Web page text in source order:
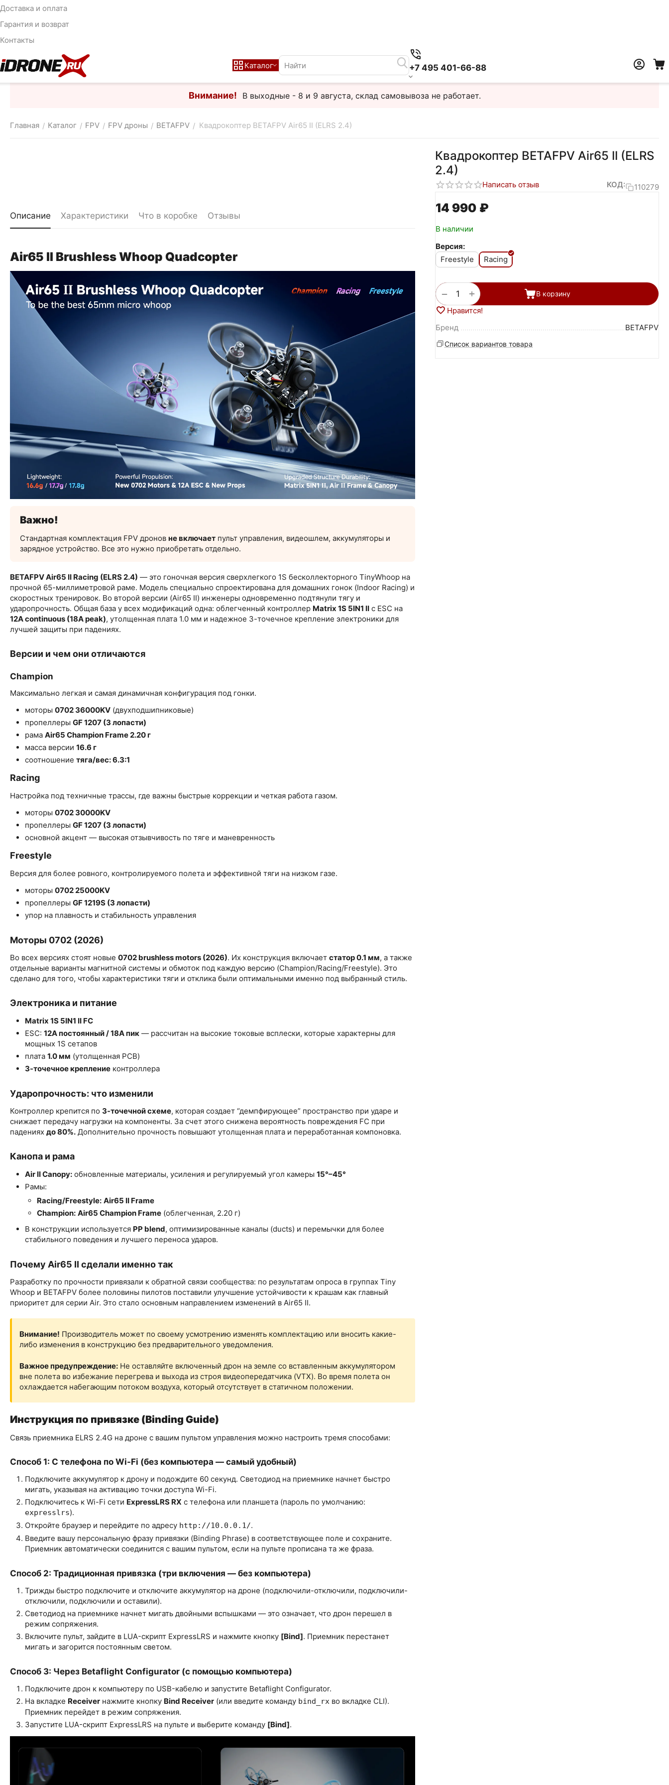
Доставка и оплата
Гарантия и возврат
Контакты
Каталог +7 495 401-66-88
Внимание! В выходные - 8 и 9 августа, склад самовывоза не работает.
Главная / Каталог / FPV / FPV дроны / BETAFPV / Квадрокоптер BETAFPV Air65 II (ELRS 2.4)
Квадрокоптер BETAFPV Air65 II (ELRS
2.4)
Написать отзыв КОД: 110279
14 990 ₽
В наличии
Версия:
Freestyle
Racing
+
− В корзину
Нравится!
Бренд
BETAFPV
Список вариантов товара
Описание Характеристики Что в коробке Отзывы
Air65 II Brushless Whoop Quadcopter
Важно!
Стандартная комплектация FPV дронов не включает пульт управления, видеошлем, аккумуляторы и
зарядное устройство. Все это нужно приобретать отдельно.
BETAFPV Air65 II Racing (ELRS 2.4) — это гоночная версия сверхлегкого 1S бесколлекторного TinyWhoop на
прочной 65-миллиметровой раме. Модель специально спроектирована для домашних гонок (Indoor Racing) и
скоростных тренировок. Во второй версии (Air65 II) инженеры одновременно подтянули тягу и
ударопрочность. Общая база у всех модификаций одна: облегченный контроллер Matrix 1S 5IN1 II с ESC на
12A continuous (18A peak), утолщенная плата 1.0 мм и надежное 3-точечное крепление электроники для
лучшей защиты при падениях.
Версии и чем они отличаются
Champion
Максимально легкая и самая динамичная конфигурация под гонки.
моторы 0702 36000KV (двухподшипниковые)
пропеллеры GF 1207 (3 лопасти)
рама Air65 Champion Frame 2.20 г
масса версии 16.6 г
соотношение тяга/вес: 6.3:1
Racing
Настройка под техничные трассы, где важны быстрые коррекции и четкая работа газом.
моторы 0702 30000KV
пропеллеры GF 1207 (3 лопасти)
основной акцент — высокая отзывчивость по тяге и маневренность
Freestyle
Версия для более ровного, контролируемого полета и эффективной тяги на низком газе.
моторы 0702 25000KV
пропеллеры GF 1219S (3 лопасти)
упор на плавность и стабильность управления
Моторы 0702 (2026)
Во всех версиях стоят новые 0702 brushless motors (2026). Их конструкция включает статор 0.1 мм, а также
отдельные варианты магнитной системы и обмоток под каждую версию (Champion/Racing/Freestyle). Это
сделано для того, чтобы характеристики тяги и отклика были оптимальными именно под выбранный стиль.
Электроника и питание
Matrix 1S 5IN1 II FC
ESC: 12A постоянный / 18A пик — рассчитан на высокие токовые всплески, которые характерны для
мощных 1S сетапов
плата 1.0 мм (утолщенная PCB)
3-точечное крепление контроллера
Ударопрочность: что изменили
Контроллер крепится по 3-точечной схеме, которая создает “демпфирующее” пространство при ударе и
снижает передачу нагрузки на компоненты. За счет этого снижена вероятность повреждения FC при
падениях до 80%. Дополнительно прочность повышают утолщенная плата и переработанная компоновка.
Канопа и рама
Air II Canopy: обновленные материалы, усиления и регулируемый угол камеры 15°–45°
Рамы:
Racing/Freestyle: Air65 II Frame
Champion: Air65 Champion Frame (облегченная, 2.20 г)
В конструкции используется PP blend, оптимизированные каналы (ducts) и перемычки для более
стабильного поведения и лучшего переноса ударов.
Почему Air65 II сделали именно так
Разработку по прочности привязали к обратной связи сообщества: по результатам опроса в группах Tiny
Whoop и BETAFPV более половины пилотов поставили улучшение устойчивости к крашам как главный
приоритет для серии Air. Это стало основным направлением изменений в Air65 II.
Внимание! Производитель может по своему усмотрению изменять комплектацию или вносить какие-
либо изменения в конструкцию без предварительного уведомления.
Важное предупреждение: Не оставляйте включенный дрон на земле со вставленным аккумулятором
вне полета во избежание перегрева и выхода из строя видеопередатчика (VTX). Во время полета он
охлаждается набегающим потоком воздуха, который отсутствует в статичном положении.
Инструкция по привязке (Binding Guide)
Связь приемника ELRS 2.4G на дроне с вашим пультом управления можно настроить тремя способами:
Способ 1: С телефона по Wi-Fi (без компьютера — самый удобный)
Подключите аккумулятор к дрону и подождите 60 секунд. Светодиод на приемнике начнет быстро
мигать, указывая на активацию точки доступа Wi-Fi.
Подключитесь к Wi-Fi сети ExpressLRS RX с телефона или планшета (пароль по умолчанию:
expresslrs).
Откройте браузер и перейдите по адресу http://10.0.0.1/.
Введите вашу персональную фразу привязки (Binding Phrase) в соответствующее поле и сохраните.
Приемник автоматически соединится с вашим пультом, если на пульте прописана та же фраза.
Способ 2: Традиционная привязка (три включения — без компьютера)
Трижды быстро подключите и отключите аккумулятор на дроне (подключили-отключили, подключили-
отключили, подключили и оставили).
Светодиод на приемнике начнет мигать двойными вспышками — это означает, что дрон перешел в
режим сопряжения.
Включите пульт, зайдите в LUA-скрипт ExpressLRS и нажмите кнопку [Bind]. Приемник перестанет
мигать и загорится постоянным светом.
Способ 3: Через Betaflight Configurator (с помощью компьютера)
Подключите дрон к компьютеру по USB-кабелю и запустите Betaflight Configurator.
На вкладке Receiver нажмите кнопку Bind Receiver (или введите команду bind_rx во вкладке CLI).
Приемник перейдет в режим сопряжения.
Запустите LUA-скрипт ExpressLRS на пульте и выберите команду [Bind].